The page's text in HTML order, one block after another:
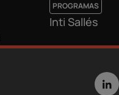
PROGRAMAS
Inti Sallés